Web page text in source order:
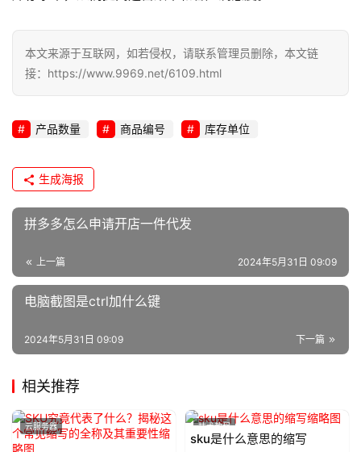
本文来源于互联网，如若侵权，请联系管理员删除，本文链
接：https://www.9969.net/6109.html
产品数量 商品编号 库存单位
生成海报
拼多多怎么申请开店一件代发
上一篇 2024年5月31日 09:09
电脑截图是ctrl加什么键
下一篇
2024年5月31日 09:09
相关推荐
云服务器 技术教程
sku是什么意思的缩写